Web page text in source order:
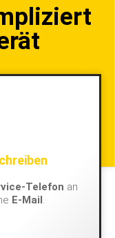
Telefon an
E-Mail.